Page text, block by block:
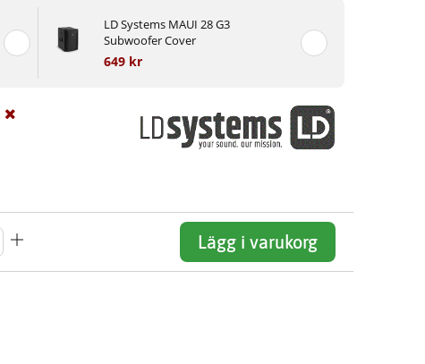
LD Systems MAUI 28 G3
Subwoofer Cover
649 kr
Lägg i varukorg